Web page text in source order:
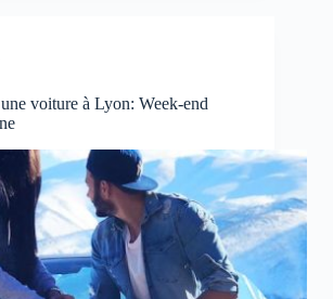
voiture à Lyon: Week-end